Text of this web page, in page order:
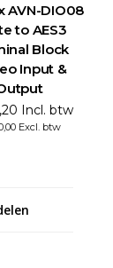
AVN-DIO08
to AES3
Block
Input &
Incl. btw
Excl. btw